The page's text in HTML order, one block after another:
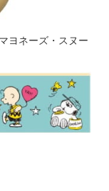
ヨネーズ・スヌー